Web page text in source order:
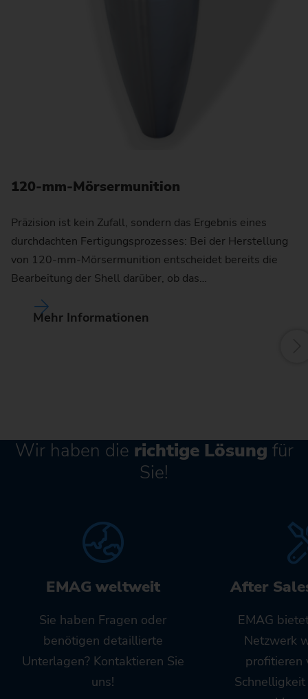
120-mm-Mörsermunition
Präzision ist kein Zufall, sondern das Ergebnis eines
durchdachten Fertigungsprozesses: Bei der Herstellung
von 120-mm-Mörsermunition entscheidet bereits die
Bearbeitung der Shell darüber, ob das…
Mehr Informationen
Wir haben die richtige Lösung für
Sie!
EMAG weltweit
Sie haben Fragen oder
benötigen detaillierte
Unterlagen? Kontaktieren Sie
uns!
After
EMAG
Netzwerk
profitieren